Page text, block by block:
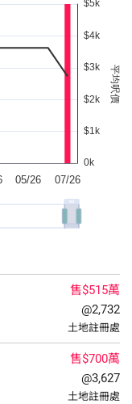
售$515萬
@2,732
土地註冊處
售$700萬
@3,627
土地註冊處